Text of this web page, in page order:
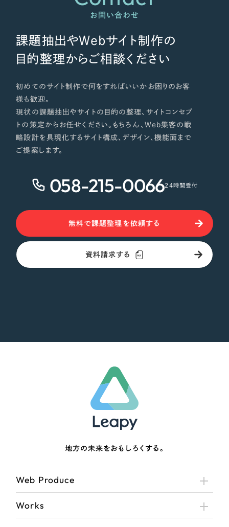
お問い合わせ
課題抽出やWebサイト制作の
目的整理からご相談ください
初めてのサイト制作で何をすればいいかお困りのお客
様も歓迎。
現状の課題抽出やサイトの目的の整理、サイトコンセプ
トの策定からお任せください。もちろん、Web集客の戦
略設計を具現化するサイト構成、デザイン、機能面まで
ご提案します。
058-215-006624時間受付
無料で課題整理を依頼する
資料請求する
地方の未来をおもしろくする。
Web Produce
Works